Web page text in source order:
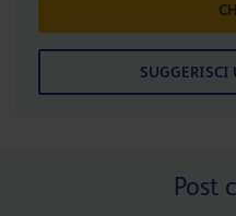
SUGGERISCI
Post